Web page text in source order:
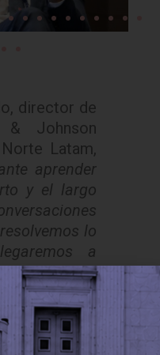
director de
& Johnson
Latam,
aprender
y el largo
lo
a
Sin
únicamente
la visión a
nos ayuda